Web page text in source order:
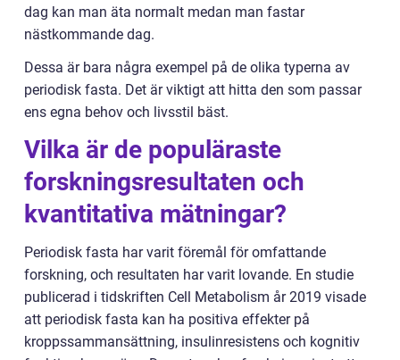
dag kan man äta normalt medan man fastar
nästkommande dag.
Dessa är bara några exempel på de olika typerna av
periodisk fasta. Det är viktigt att hitta den som passar
ens egna behov och livsstil bäst.
Vilka är de populäraste
forskningsresultaten och
kvantitativa mätningar?
Periodisk fasta har varit föremål för omfattande
forskning, och resultaten har varit lovande. En studie
publicerad i tidskriften Cell Metabolism år 2019 visade
att periodisk fasta kan ha positiva effekter på
kroppssammansättning, insulinresistens och kognitiv